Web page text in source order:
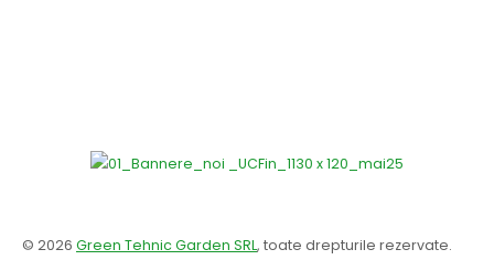
© 2026 Green Tehnic Garden SRL, toate drepturile rezervate.